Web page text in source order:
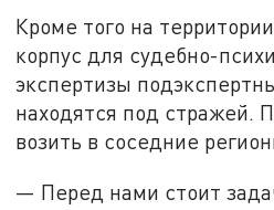
Кроме того на
корпус для судебно-
экспертизы
находятся под стражей.
возить в соседние
— Перед нами стоит